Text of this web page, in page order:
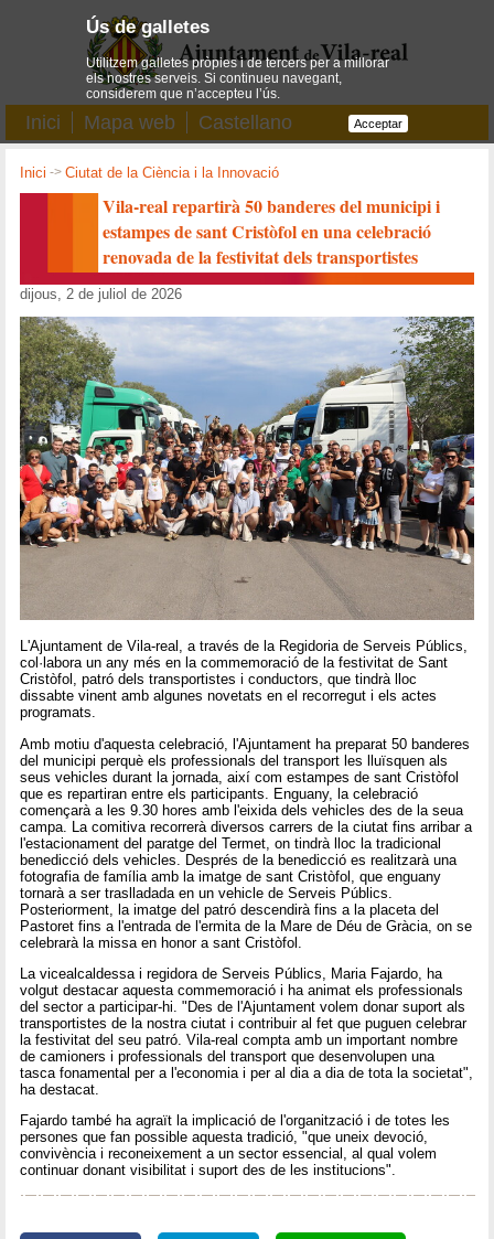
Inici Mapa web Castellano
Inici ->Ciutat de la Ciència i la Innovació
Vila-real repartirà 50 banderes del municipi i
estampes de sant Cristòfol en una celebració
renovada de la festivitat dels transportistes
dijous, 2 de juliol de 2026
L'Ajuntament de Vila-real, a través de la Regidoria de Serveis Públics,
col·labora un any més en la commemoració de la festivitat de Sant
Cristòfol, patró dels transportistes i conductors, que tindrà lloc
dissabte vinent amb algunes novetats en el recorregut i els actes
programats.
Amb motiu d'aquesta celebració, l'Ajuntament ha preparat 50 banderes
del municipi perquè els professionals del transport les lluïsquen als
seus vehicles durant la jornada, així com estampes de sant Cristòfol
que es repartiran entre els participants. Enguany, la celebració
començarà a les 9.30 hores amb l'eixida dels vehicles des de la seua
campa. La comitiva recorrerà diversos carrers de la ciutat fins arribar a
l'estacionament del paratge del Termet, on tindrà lloc la tradicional
benedicció dels vehicles. Després de la benedicció es realitzarà una
fotografia de família amb la imatge de sant Cristòfol, que enguany
tornarà a ser traslladada en un vehicle de Serveis Públics.
Posteriorment, la imatge del patró descendirà fins a la placeta del
Pastoret fins a l'entrada de l'ermita de la Mare de Déu de Gràcia, on se
celebrarà la missa en honor a sant Cristòfol.
La vicealcaldessa i regidora de Serveis Públics, Maria Fajardo, ha
volgut destacar aquesta commemoració i ha animat els professionals
del sector a participar-hi. "Des de l'Ajuntament volem donar suport als
transportistes de la nostra ciutat i contribuir al fet que puguen celebrar
la festivitat del seu patró. Vila-real compta amb un important nombre
de camioners i professionals del transport que desenvolupen una
tasca fonamental per a l'economia i per al dia a dia de tota la societat",
ha destacat.
Fajardo també ha agraït la implicació de l'organització i de totes les
persones que fan possible aquesta tradició, "que uneix devoció,
convivència i reconeixement a un sector essencial, al qual volem
continuar donant visibilitat i suport des de les institucions".
Ús de galletes
Utilitzem galletes pròpies i de tercers per a millorar
els nostres serveis. Si continueu navegant,
considerem que n’accepteu l’ús.
Acceptar